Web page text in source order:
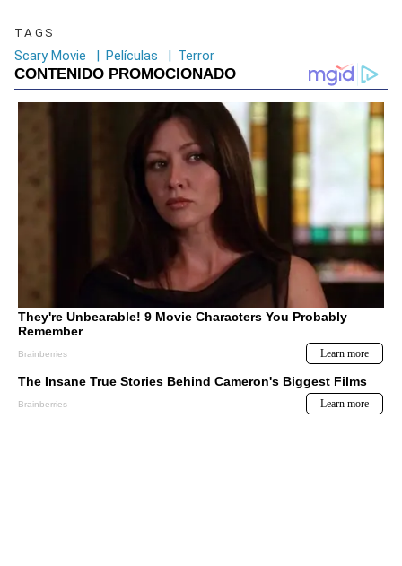
TAGS
Scary Movie | Películas | Terror